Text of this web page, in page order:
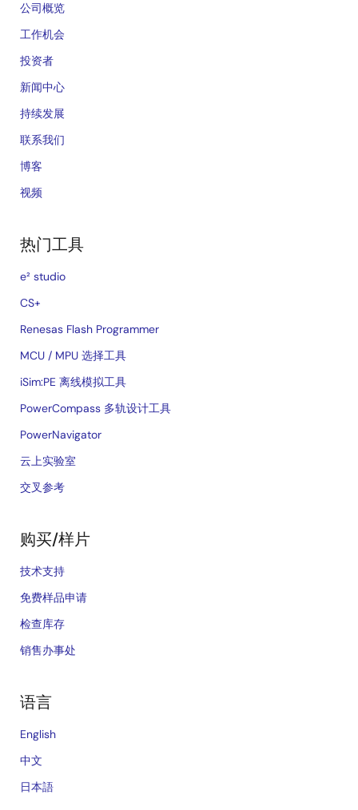
公司概览
工作机会
投资者
新闻中心
持续发展
联系我们
博客
视频
热门工具
e² studio
CS+
Renesas Flash Programmer
MCU / MPU 选择工具
iSim:PE 离线模拟工具
PowerCompass 多轨设计工具
PowerNavigator
云上实验室
交叉参考
购买/样片
技术支持
免费样品申请
检查库存
销售办事处
语言
English
中文
日本語